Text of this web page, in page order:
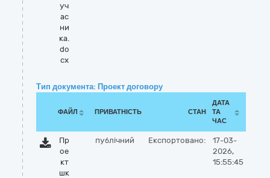
уч
ас
ни
ка.
do
cx
Тип документа: Проект договору
ФАЙЛ ПРИВАТНІСТЬ СТАН
ДАТА
ТА
ЧАС
Пр
ое
кт
шк
публічний Експортовано:
17-03-
2026,
15:55:45